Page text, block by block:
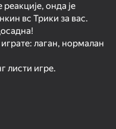
онда је
вс Трики за вас.
лаган, нормалан
листи игре.